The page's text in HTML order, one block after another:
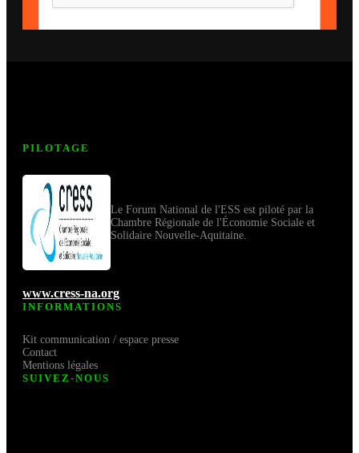
PILOTAGE
Le Forum National de l'ESS est piloté par la
Chambre Régionale de l'Économie Sociale et
Solidaire Nouvelle-Aquitaine.
www.cress-na.org
INFORMATIONS
Kit communication / espace presse
Contact
Mentions légales
SUIVEZ-NOUS